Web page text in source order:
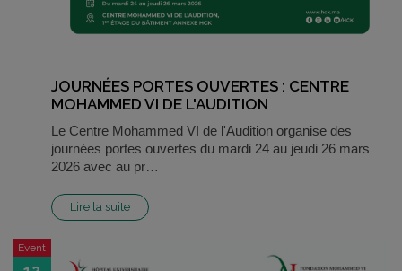
JOURNÉES PORTES OUVERTES : CENTRE
MOHAMMED VI DE L'AUDITION
Le Centre Mohammed VI de l'Audition organise des
journées portes ouvertes du mardi 24 au jeudi 26 mars
2026 avec au pr…
Lire la suite
Event